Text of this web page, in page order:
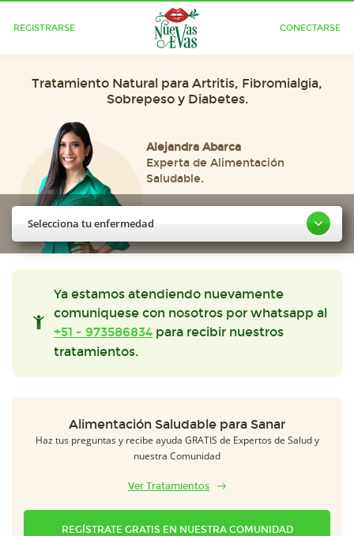
REGISTRARSE CONECTARSE
Tratamiento Natural para Artritis, Fibromialgia,
Sobrepeso y Diabetes.
Alejandra Abarca
Experta de Alimentación
Saludable.
Selecciona tu enfermedad
Ya estamos atendiendo nuevamente
comuniquese con nosotros por whatsapp al
+51 - 973586834 para recibir nuestros
tratamientos.
Alimentación Saludable para Sanar
Haz tus preguntas y recibe ayuda GRATIS de Expertos de Salud y
nuestra Comunidad
Ver Tratamientos
REGÍSTRATE GRATIS EN NUESTRA COMUNIDAD